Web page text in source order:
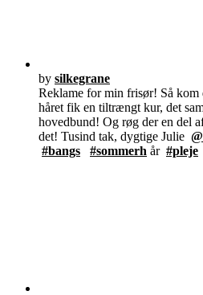
by silkegrane
Reklame for min frisør! Så kom
håret fik en tiltrængt kur, det
hovedbund! Og røg der en del
det! Tusind tak, dygtige Julie
#bangs
#sommerh år #pleje